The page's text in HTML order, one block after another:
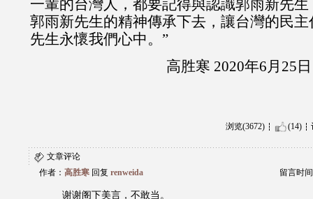
一輩的台灣人，都要記得與認識郭雨新先
郭雨新先生的精神傳承下去，讓台灣的民
先生永懷我們心中。”
高胜寒 2020年6月25
浏览(3672) (14)
文章评论
作者： 高胜寒 回复 renweida 留言时
谢谢阁下美言，不敢当。